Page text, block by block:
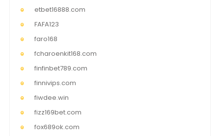
etbet16888.com
FAFA123
faro168
fcharoenkit168.com
finfinbet789.com
finnivips.com
fiwdee.win
fizz169bet.com
fox689ok.com